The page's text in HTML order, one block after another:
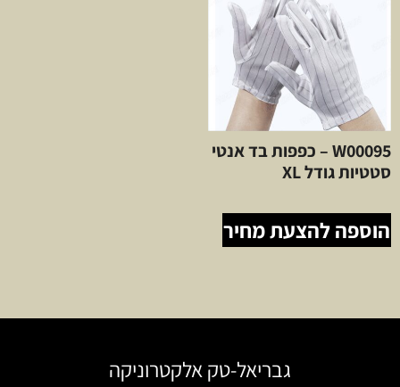
W00095 – כפפות בד אנטי
סטטיות גודל XL
הוספה להצעת מחיר
גבריאל-טק אלקטרוניקה